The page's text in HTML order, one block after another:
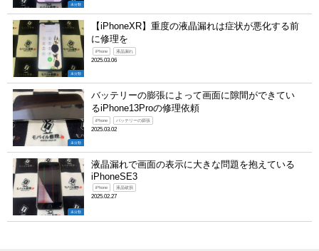
未分類
未分類
【iPhoneXR】重度の液晶漏れは症状が悪化する前
に修理を
iPhone 液晶漏れ
2025.03.06
未分類
バッテリーの膨張によって画面に隙間ができてい
るiPhone13Proの修理依頼
iPhone バッテリーの膨張
2025.03.02
未分類
液晶漏れで画面の表示に大きな問題を抱えている
iPhoneSE3
iPhone 液晶破損
2025.02.27